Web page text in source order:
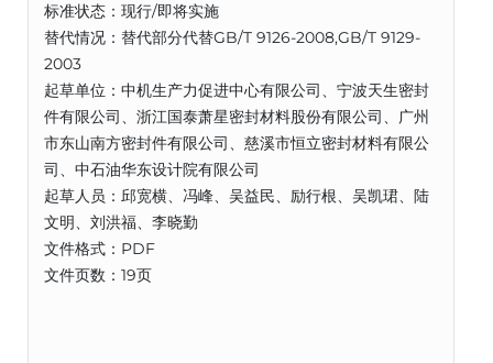
标准状态：现行/即将实施
替代情况：替代部分代替GB/T 9126-2008,GB/T 9129-
2003
起草单位：中机生产力促进中心有限公司、宁波天生密封
件有限公司、浙江国泰萧星密封材料股份有限公司、广州
市东山南方密封件有限公司、慈溪市恒立密封材料有限公
司、中石油华东设计院有限公司
起草人员：邱宽横、冯峰、吴益民、励行根、吴凯珺、陆
文明、刘洪福、李晓勤
文件格式：PDF
文件页数：19页